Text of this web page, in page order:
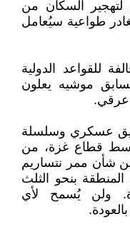
السكان من
طواعية سيُعامل
للقواعد الدولية
موشيه يعلون
عرقي.
عسكري وسلسلة
وسط قطاع غزة، من
من شأن ممر نتساريم
بنحو الثلث
ولن يُسمح لأي